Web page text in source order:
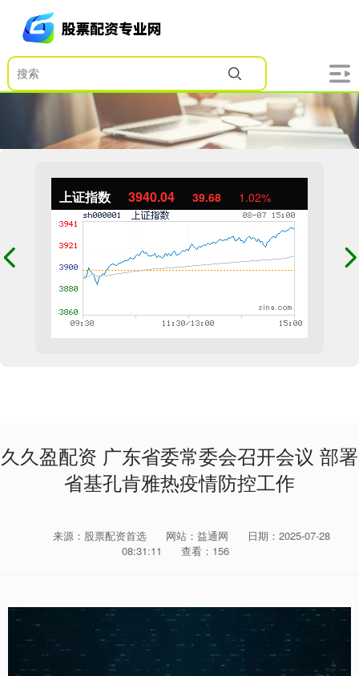
上证指数 3940.04 39.68 1.02%
久久盈配资 广东省委常委会召开会议 部署
省基孔肯雅热疫情防控工作
来源：股票配资首选 网站：益通网
日期：2025-07-28
08:31:11
查看：156